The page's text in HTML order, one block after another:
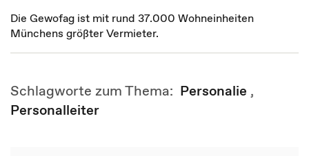
Die Gewofag ist mit rund 37.000 Wohneinheiten
Münchens größter Vermieter.
Schlagworte zum Thema: Personalie ,
Personalleiter